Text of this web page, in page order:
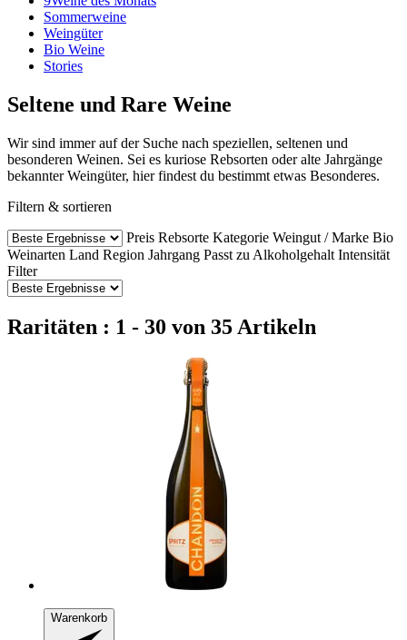
Sommerweine
Weingüter
Bio Weine
Stories
Seltene und Rare Weine
Wir sind immer auf der Suche nach speziellen, seltenen und
besonderen Weinen. Sei es kuriose Rebsorten oder alte Jahrgänge
bekannter Weingüter, hier findest du bestimmt etwas Besonderes.
Filtern & sortieren
Preis Rebsorte Kategorie Weingut / Marke Bio
Weinarten Land Region Jahrgang Passt zu Alkoholgehalt Intensität
Filter
Raritäten : 1 - 30 von 35 Artikeln
Warenkorb